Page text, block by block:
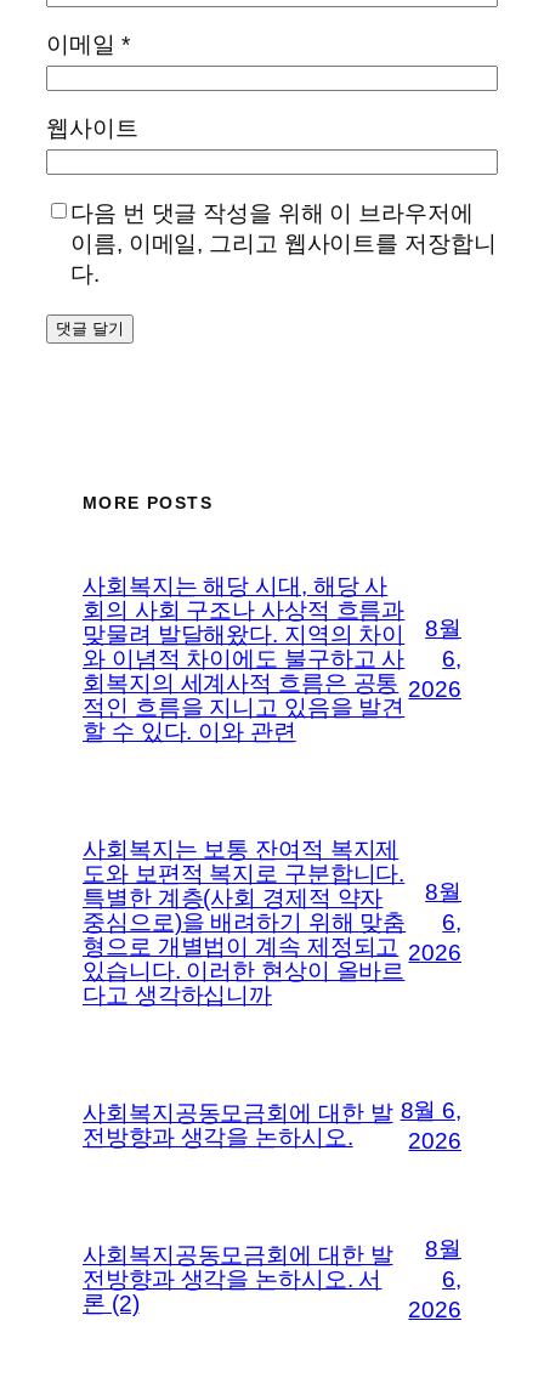
이메일 *
웹사이트
다음 번 댓글 작성을 위해 이 브라우저에
이름, 이메일, 그리고 웹사이트를 저장합니
다.
MORE POSTS
사회복지는 해당 시대, 해당 사
회의 사회 구조나 사상적 흐름과
맞물려 발달해왔다. 지역의 차이
와 이념적 차이에도 불구하고 사
회복지의 세계사적 흐름은 공통
적인 흐름을 지니고 있음을 발견
할 수 있다. 이와 관련
8월
6,
2026
사회복지는 보통 잔여적 복지제
도와 보편적 복지로 구분합니다.
특별한 계층(사회 경제적 약자
중심으로)을 배려하기 위해 맞춤
형으로 개별법이 계속 제정되고
있습니다. 이러한 현상이 올바르
다고 생각하십니까
8월
6,
2026
사회복지공동모금회에 대한 발
전방향과 생각을 논하시오.
8월 6,
2026
사회복지공동모금회에 대한 발
전방향과 생각을 논하시오. 서
론 (2)
8월
6,
2026